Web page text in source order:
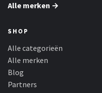
Alle merken →
SHOP
Alle categorieën
Alle merken
Blog
Partners